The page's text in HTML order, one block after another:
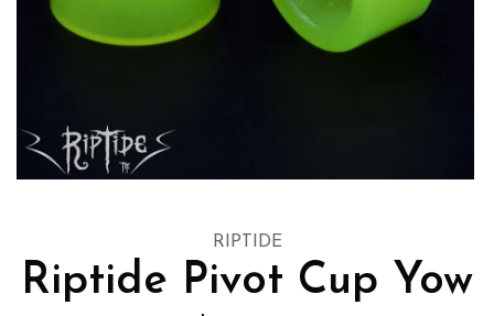
RIPTIDE
Riptide Pivot Cup Yow